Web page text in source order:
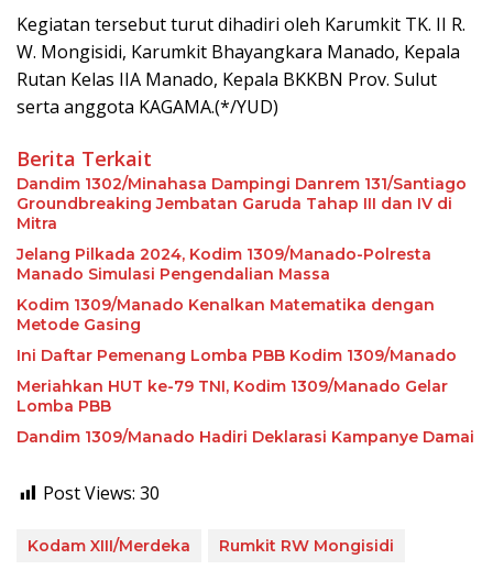
Kegiatan tersebut turut dihadiri oleh Karumkit TK. II R.
W. Mongisidi, Karumkit Bhayangkara Manado, Kepala
Rutan Kelas IIA Manado, Kepala BKKBN Prov. Sulut
serta anggota KAGAMA.(*/YUD)
Berita Terkait
Dandim 1302/Minahasa Dampingi Danrem 131/Santiago
Groundbreaking Jembatan Garuda Tahap III dan IV di
Mitra
Jelang Pilkada 2024, Kodim 1309/Manado-Polresta
Manado Simulasi Pengendalian Massa
Kodim 1309/Manado Kenalkan Matematika dengan
Metode Gasing
Ini Daftar Pemenang Lomba PBB Kodim 1309/Manado
Meriahkan HUT ke-79 TNI, Kodim 1309/Manado Gelar
Lomba PBB
Dandim 1309/Manado Hadiri Deklarasi Kampanye Damai
Post Views: 30
Kodam XIII/Merdeka Rumkit RW Mongisidi